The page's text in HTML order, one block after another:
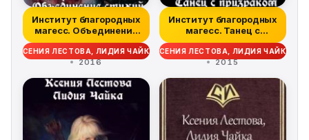
Институт благородных
магесс. Объединение
стихий
КСЕНИЯ ЛЕСТОВА, ЛИДИЯ ЧАЙКА
2016
Институт благородных
магесс. Танец с
призраком
КСЕНИЯ ЛЕСТОВА, ЛИДИЯ ЧАЙКА
2015